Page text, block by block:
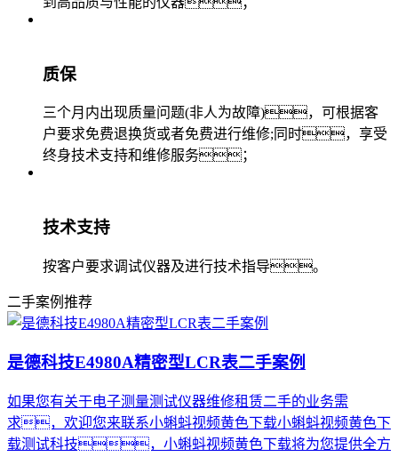
质保
三个月内出现质量问题(非人为故障)，可根据客
户要求免费退换货或者免费进行维修;同时，享受
终身技术支持和维修服务；
技术支持
按客户要求调试仪器及进行技术指导。
二手案例推荐
是德科技E4980A精密型LCR表二手案例
如果您有关于电子测量测试仪器维修租赁二手的业务需
求，欢迎您来联系小蝌蚪视频黄色下载小蝌蚪视频黄色下
载测试科技，小蝌蚪视频黄色下载将为您提供全方